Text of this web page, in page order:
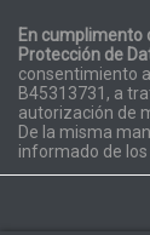
En cumplimento
Protección de
consentimiento
B45313731, a
autorización de
De la misma
informado de